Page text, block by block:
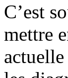
C’est
mettre